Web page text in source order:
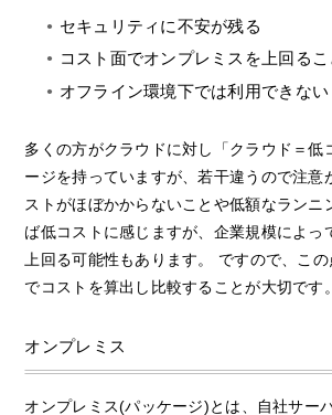
セキュリティに不安が残る
コスト面でオンプレミスを上回るこ
オフライン環境下では利用できない
多くの方がクラウドに対し「クラウド＝低
ージを持っていますが、若干違うので注意
ストがほぼかからないことや低額なランニ
ば低コストに感じますが、企業規模によっ
上回る可能性もあります。 ですので、こ
でコストを算出し比較することが大切です。
オンプレミス
オンプレミス(パッケージ)とは、自社サー